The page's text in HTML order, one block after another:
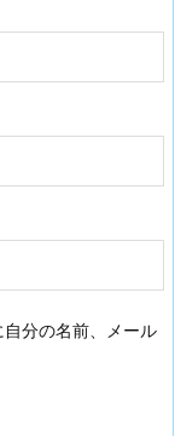
分の名前、メール